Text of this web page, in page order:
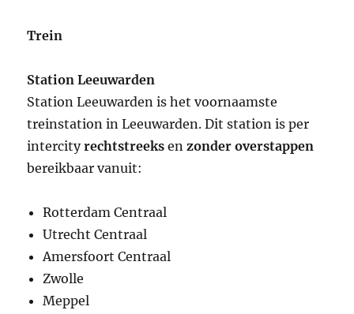
Trein
Station Leeuwarden
Station Leeuwarden is het voornaamste
treinstation in Leeuwarden. Dit station is per
intercityrechtstreeks enzonder overstappen
bereikbaar vanuit:
Rotterdam Centraal
Utrecht Centraal
Amersfoort Centraal
Zwolle
Meppel